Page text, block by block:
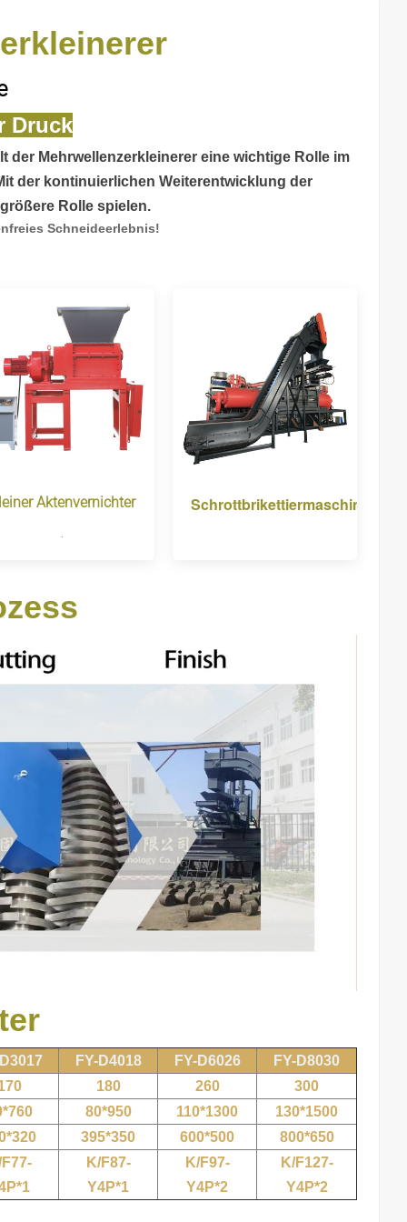
Druck
Mehrwellenzerkleinerer eine wichtige Rolle im
der kontinuierlichen Weiterentwicklung der
Rolle spielen.
Schneideerlebnis!
Aktenvernichter Schrottbrikettiermaschine
FY-D4018 FY-D6026
FY-D8030
180 260
300
80*950 110*1300
130*1500
395*350 600*500
800*650
K/F87-
Y4P*1
K/F97-
Y4P*2
K/F127-
Y4P*2